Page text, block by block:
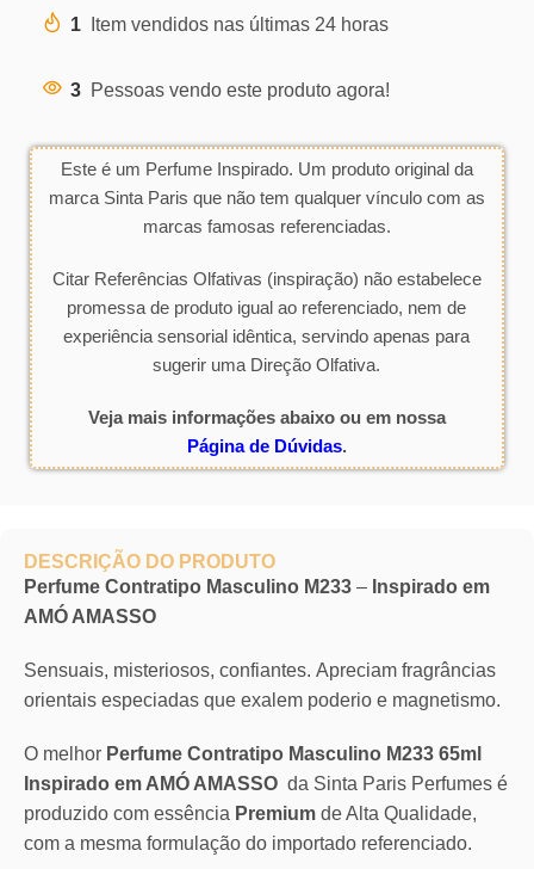
1 Item vendidos nas últimas 24 horas
3 Pessoas vendo este produto agora!
Este é um Perfume Inspirado. Um produto original da
marca Sinta Paris que não tem qualquer vínculo com as
marcas famosas referenciadas.
Citar Referências Olfativas (inspiração) não estabelece
promessa de produto igual ao referenciado, nem de
experiência sensorial idêntica, servindo apenas para
sugerir uma Direção Olfativa.
Veja mais informações abaixo ou em nossa
Página de Dúvidas.
DESCRIÇÃO DO PRODUTO
Perfume Contratipo Masculino M233 – Inspirado em
AMÓ AMASSO
Sensuais, misteriosos, confiantes. Apreciam fragrâncias
orientais especiadas que exalem poderio e magnetismo.
O melhor Perfume Contratipo Masculino M233 65ml
Inspirado em AMÓ AMASSO da Sinta Paris Perfumes é
produzido com essência Premium de Alta Qualidade,
com a mesma formulação do importado referenciado.